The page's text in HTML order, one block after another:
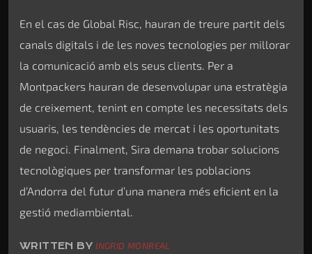
En el cas de Global Risc, hauran de treure partit dels
canals digitals i de les noves tecnologies per millorar
la comunicació amb els seus clients. Per a
Montpackers hauran de desenvolupar una estratègia
de creixement, tenint en compte les necessitats dels
usuaris, les tendències de mercat i les oportunitats
de negoci. Finalment, Sira demana trobar solucions
tecnològiques per transformar les poblacions
d’Andorra del futur d’una manera més eficient en la
gestió mediambiental.
WRITTEN BYINGRID MONREAL